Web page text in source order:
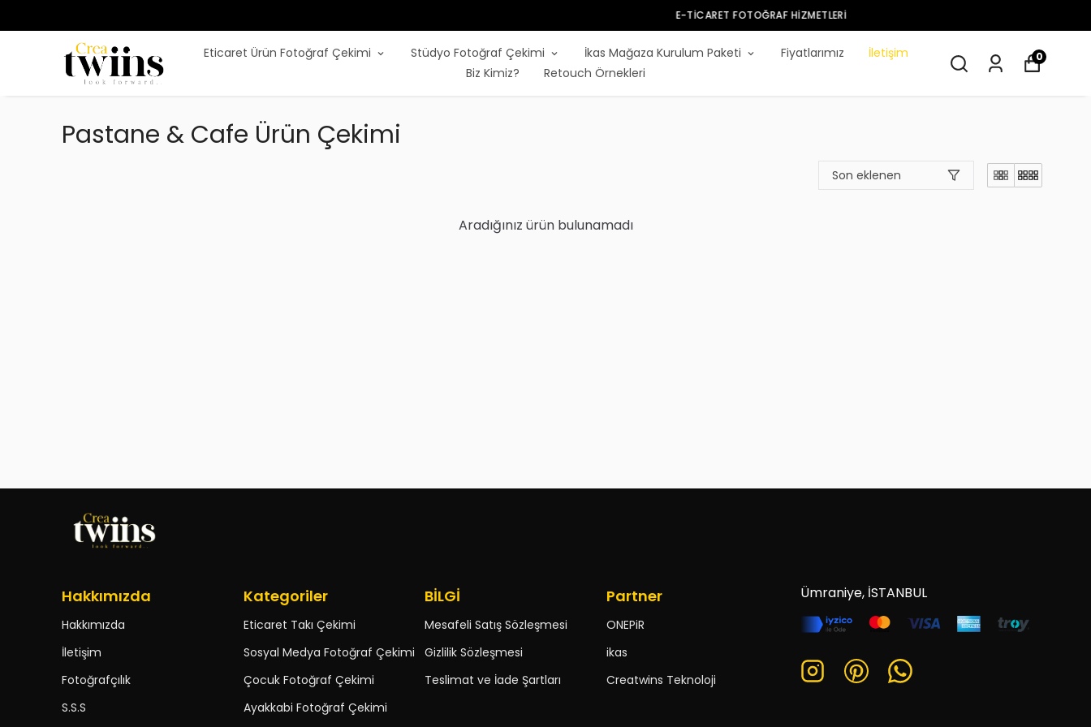
Eticaret Ürün Fotoğraf Çekimi Stüdyo Fotoğraf Çekimi İkas Mağaza Kurulum Paketi Fiyatlarımız
İletişim
Biz Kimiz?
Retouch Örnekleri
0
Pastane & Cafe Ürün Çekimi
Son eklenen
Aradığınız ürün bulunamadı
Hakkımızda
Hakkımızda
İletişim
Fotoğrafçılık
S.S.S
Kategoriler
Eticaret Takı Çekimi
Sosyal Medya Fotoğraf Çekimi
Çocuk Fotoğraf Çekimi
Ayakkabi Fotoğraf Çekimi
BİLGİ
Mesafeli Satış Sözleşmesi
Gizlilik Sözleşmesi
Teslimat ve İade Şartları
Partner
ONEPiR
ikas
Creatwins Teknoloji
Ümraniye, İSTANBUL